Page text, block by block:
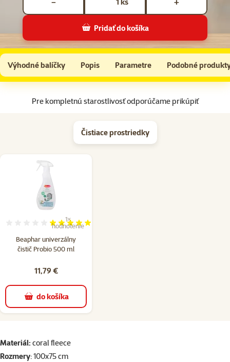
− +
Pridať do košíka
I Love Pets Deka jednovrstvová 100x75 cm hnedá packa A55
Do košíka
Výhodné balíčky Popis Parametre Podobné
Na začiatok stránky
Pre kompletnú starostlivosť odporúčame prikúpiť
Čistiace prostriedky
Beaphar univerzálny
čistič Probio 500 ml
Hodnotenie 100%, počet hodnotení: 1
1×
hodnotenie
11,79 €
do košíka
superzoo.product.detail.content
Materiál: coral fleece
Rozmery: 100x75 cm